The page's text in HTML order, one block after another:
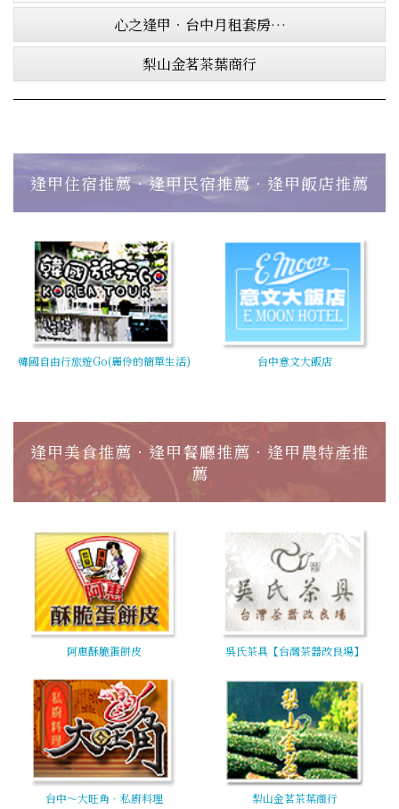
心之逢甲‧台中月租套房…
梨山金茗茶葉商行
逢甲住宿推薦‧逢甲民宿推薦‧逢甲飯店推薦
韓國自由行旅遊Go(麗伶的簡單生活) 台中意文大飯店
逢甲美食推薦‧逢甲餐廳推薦‧逢甲農特產推
薦
阿惠酥脆蛋餅皮 吳氏茶具【台灣茶器改良場】
台中～大旺角．私廚料理 梨山金茗茶葉商行